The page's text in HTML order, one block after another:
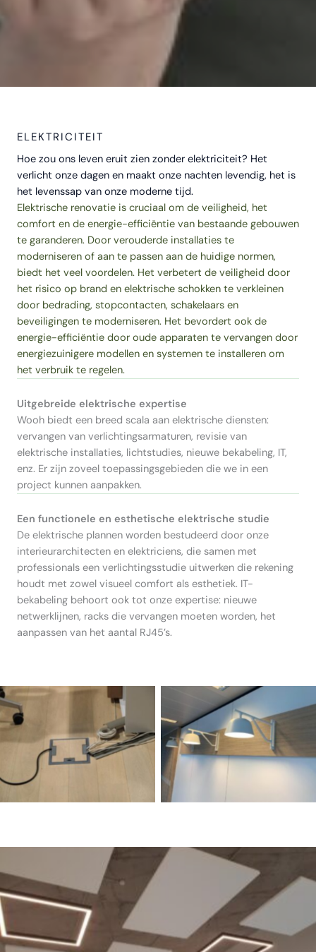
ELEKTRICITEIT
Hoe zou ons leven eruit zien zonder elektriciteit? Het
verlicht onze dagen en maakt onze nachten levendig, het is
het levenssap van onze moderne tijd.
Elektrische renovatie is cruciaal om de veiligheid, het
comfort en de energie-efficiëntie van bestaande gebouwen
te garanderen. Door verouderde installaties te
moderniseren of aan te passen aan de huidige normen,
biedt het veel voordelen. Het verbetert de veiligheid door
het risico op brand en elektrische schokken te verkleinen
door bedrading, stopcontacten, schakelaars en
beveiligingen te moderniseren. Het bevordert ook de
energie-efficiëntie door oude apparaten te vervangen door
energiezuinigere modellen en systemen te installeren om
het verbruik te regelen.
Uitgebreide elektrische expertise
Wooh biedt een breed scala aan elektrische diensten:
vervangen van verlichtingsarmaturen, revisie van
elektrische installaties, lichtstudies, nieuwe bekabeling, IT,
enz. Er zijn zoveel toepassingsgebieden die we in een
project kunnen aanpakken.
Een functionele en esthetische elektrische studie
De elektrische plannen worden bestudeerd door onze
interieurarchitecten en elektriciens, die samen met
professionals een verlichtingsstudie uitwerken die rekening
houdt met zowel visueel comfort als esthetiek. IT-
bekabeling behoort ook tot onze expertise: nieuwe
netwerklijnen, racks die vervangen moeten worden, het
aanpassen van het aantal RJ45’s.